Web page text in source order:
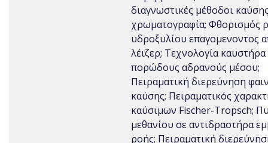
διαγνωστικές μέθοδοι
χρωματογραφία; Φθορισμός
υδροξυλίου επαγομενοντος
λέιζερ; Τεχνολογία καυστήρα
πορώδους αδρανούς μέσου;
Πειραματική διερεύνηση
καύσης; Πειραματικός
καύσιμων Fischer-Tropsch;
μεθανίου σε αντιδραστήρα
ροής; Πειραματική